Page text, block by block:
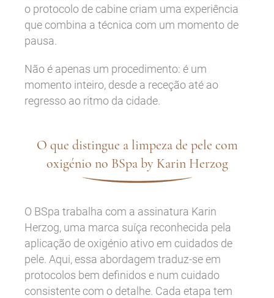
o protocolo de cabine criam uma experiência
que combina a técnica com um momento de
pausa.
Não é apenas um procedimento: é um
momento inteiro, desde a receção até ao
regresso ao ritmo da cidade.
O que distingue a limpeza de pele com
oxigénio no BSpa by Karin Herzog
O BSpa trabalha com a assinatura Karin
Herzog, uma marca suíça reconhecida pela
aplicação de oxigénio ativo em cuidados de
pele. Aqui, essa abordagem traduz-se em
protocolos bem definidos e num cuidado
consistente com o detalhe. Cada etapa tem